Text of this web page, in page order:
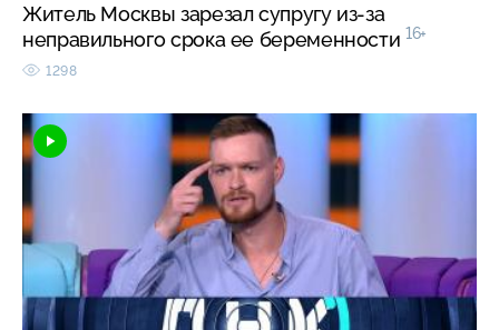
Житель Москвы зарезал супругу из-за
неправильного срока ее беременности 16+
1298